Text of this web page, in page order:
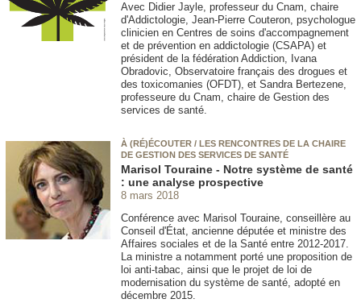
Avec Didier Jayle, professeur du Cnam, chaire
d'Addictologie, Jean-Pierre Couteron, psychologue
clinicien en Centres de soins d'accompagnement
et de prévention en addictologie (CSAPA) et
président de la fédération Addiction, Ivana
Obradovic, Observatoire français des drogues et
des toxicomanies (OFDT), et Sandra Bertezene,
professeure du Cnam, chaire de Gestion des
services de santé.
À (RÉ)ÉCOUTER / LES RENCONTRES DE LA CHAIRE
DE GESTION DES SERVICES DE SANTÉ
Marisol Touraine - Notre système de santé
: une analyse prospective
8 mars 2018
Conférence avec Marisol Touraine, conseillère au
Conseil d'État, ancienne députée et ministre des
Affaires sociales et de la Santé entre 2012-2017.
La ministre a notamment porté une proposition de
loi anti-tabac, ainsi que le projet de loi de
modernisation du système de santé, adopté en
décembre 2015.